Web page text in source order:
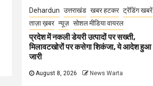
Dehardun उत्तराखंड खबर हटकर ट्रेंडिंग खबरें
ताज़ा ख़बर न्यूज़ सोशल मीडिया वायरल
प्रदेश में नकली डेयरी उत्पादों पर सख्ती,
मिलावटखोरों पर कसेगा शिकंजा, ये आदेश हुआ
जारी
August 8, 2026 News Warta